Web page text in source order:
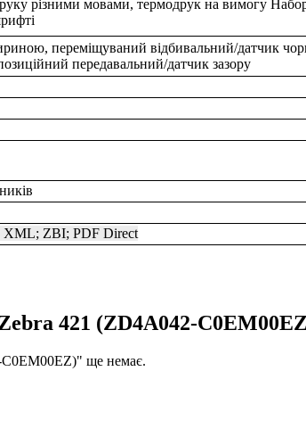
різними мовами, термодрук на вимогу
переміщуваний відбивальний/датчик
передавальний/датчик зазору
XML; ZBI; PDF Direct
421 (ZD4A042-
C0EM00EZ)" ще немає.